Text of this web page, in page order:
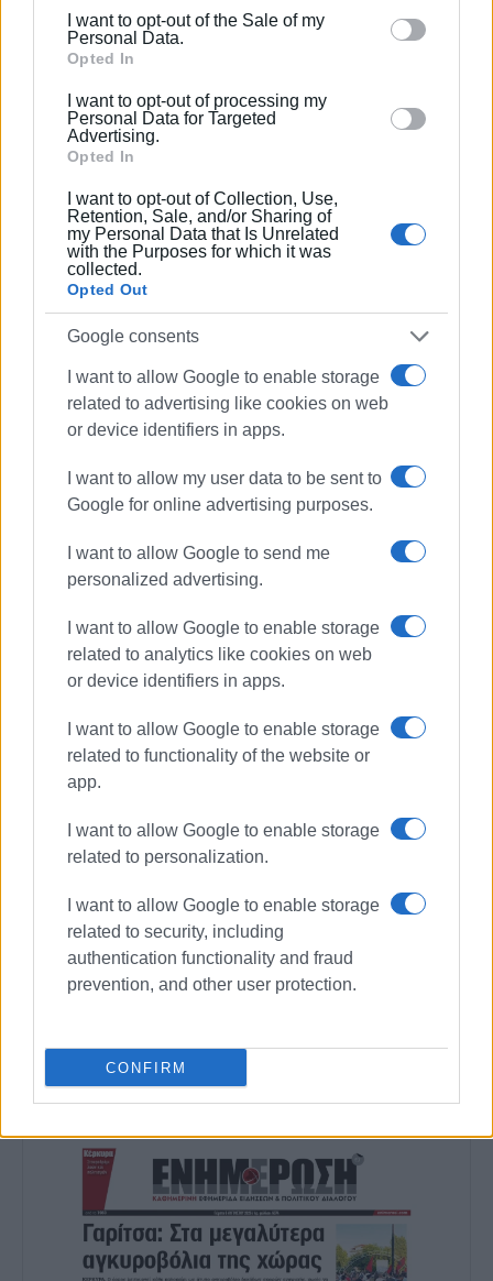
behaviour. You may click to grant or deny consent to
Google and its third-party tags to use your data for
section.
I want to opt-out of the Sale of my
Personal Data.
Opted In
I want to opt-out of processing my
Personal Data for Targeted
Advertising.
Opted In
I want to opt-out of Collection, Use,
Retention, Sale, and/or Sharing of
my Personal Data that Is Unrelated
with the Purposes for which it was
collected.
Opted Out
Google consents
I want to allow Google to enable storage
related to advertising like cookies on web
or device identifiers in apps.
I want to allow my user data to be sent to
Google for online advertising purposes.
I want to allow Google to send me
personalized advertising.
I want to allow Google to enable storage
related to analytics like cookies on web
or device identifiers in apps.
I want to allow Google to enable storage
related to functionality of the website or
app.
I want to allow Google to enable storage
related to personalization.
I want to allow Google to enable storage
related to security, including
authentication functionality and fraud
prevention, and other user protection.
CONFIRM
Είναι ο εκδότης - διευθυντής της Ενημέρωσης.
Έχει σπουδάσει και εργαστεί ως μηχανικός και
ηλεκτρονικός. Δημοσιογραφεί από τις αρχές της
δεκαετίας του 1980. Έχει συνεργαστεί με σχεδόν
όλες τις αθηναϊκές εφημερίδες. Διετέλεσε
πρόεδρος του Συνδέσμου Ημερησίων
Περιφερειακών Εφημερίδων, τον οποίον
υπηρέτησε και από τη θέση του γενικού
γραμματέα στο δ.σ. επί οκτώ χρόνια. Πιστεύει
πως η ισχυρότερη ιδιότητα του δημοσιογράφου
στην ενημέρωση είναι το ενδιαφέρον του για τα
κοινά και στην επικοινωνία η έντιμη και
Ακολουθήστε το enimerosi στοFacebook
Συνδρομητές στο e-paper